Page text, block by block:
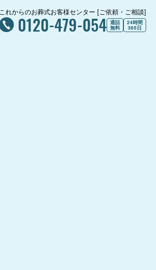
これからのお葬式お客様センター [ご依頼・ご相談]
0120-479-054 通話
無料
24時間
365日